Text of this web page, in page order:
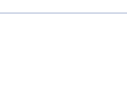
Sperrwerkes durch